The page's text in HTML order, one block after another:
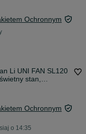
Ochronnym
Li UNI FAN SL120
stan,
Ochronnym
o 14:35